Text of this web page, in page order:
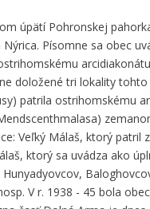
úpätí Pohronskej
Písomne sa obec
doložené tri lokality
patrila ostrihomskému
Veľký Málaš, ktorý patril
ktorý sa uvádza ako
V r. 1938 - 45 bola